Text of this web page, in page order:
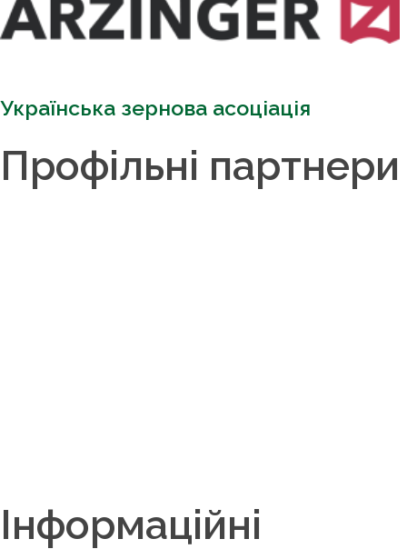
Українська зернова асоціація
Профільні партнери
Інформаційні